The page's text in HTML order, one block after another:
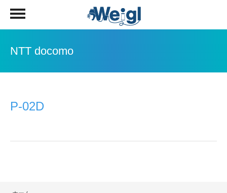
NTT docomo
P-02D